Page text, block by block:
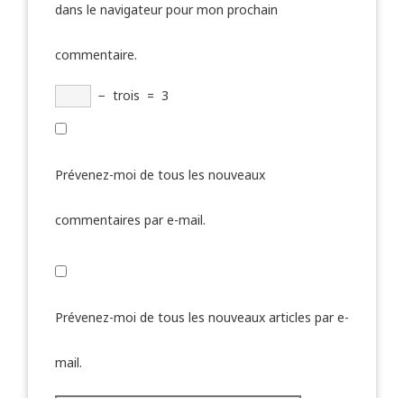
dans le navigateur pour mon prochain
commentaire.
− trois = 3
Prévenez-moi de tous les nouveaux
commentaires par e-mail.
Prévenez-moi de tous les nouveaux articles par e-
mail.